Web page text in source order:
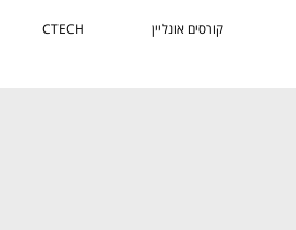
קורסים אונליין CTECH